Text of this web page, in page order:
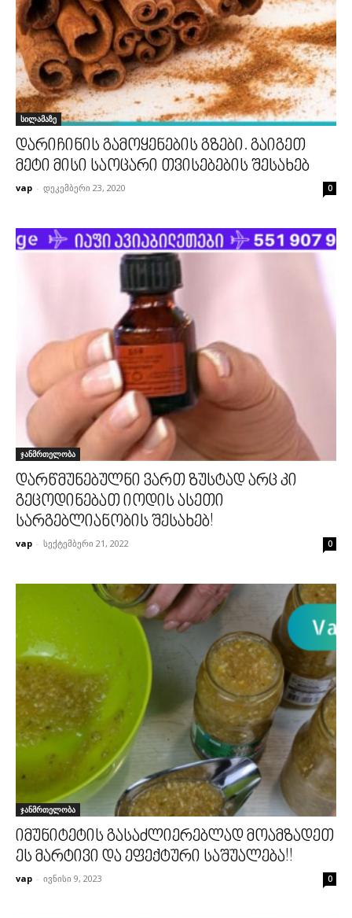
სილამაზე
დარიჩინის გამოყენების გზები. გაიგეთ
მეტი მისი საოცარი თვისებების შესახებ
vap - დეკემბერი 23, 2020 0
ჯანმრთელობა
დარწმუნებულნი ვართ ზუსტად არც კი
გეცოდინებათ იოდის ასეთი
სარგებლიანობის შესახებ!
vap - სექტემბერი 21, 2022 0
ჯანმრთელობა
იმუნიტეტის გასაძლიერებლად მოამზადეთ
ეს მარტივი და ეფექტური საშუალება!!
vap - ივნისი 9, 2023 0